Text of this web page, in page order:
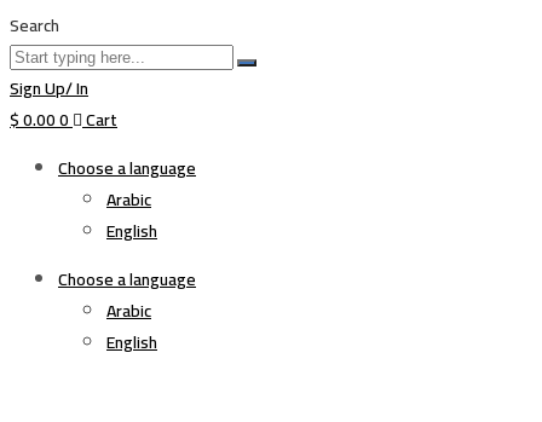
Search
Sign Up/ In
$0.000 Cart
Choose a language
Arabic
English
Choose a language
Arabic
English